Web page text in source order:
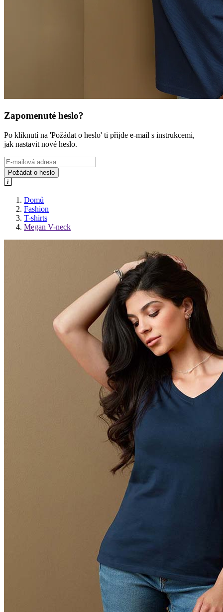
Zapomenuté heslo?
Po kliknutí na 'Požádat o heslo' ti přijde e-mail s instrukcemi,
jak nastavit nové heslo.
Požádat o heslo
Domů
Fashion
T-shirts
Megan V-neck